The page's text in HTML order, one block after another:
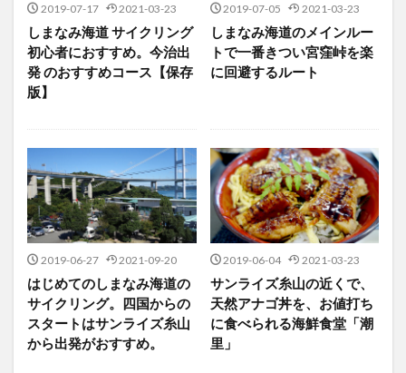
2019-07-17 2021-03-23
しまなみ海道 サイクリング
初心者におすすめ。今治出
発 のおすすめコース【保存
版】
2019-07-05 2021-03-23
しまなみ海道のメインルー
トで一番きつい宮窪峠を楽
に回避するルート
2019-06-27 2021-09-20
はじめてのしまなみ海道の
サイクリング。四国からの
スタートはサンライズ糸山
から出発がおすすめ。
2019-06-04 2021-03-23
サンライズ糸山の近くで、
天然アナゴ丼を、お値打ち
に食べられる海鮮食堂「潮
里」